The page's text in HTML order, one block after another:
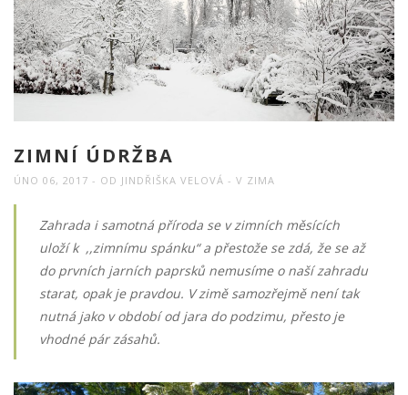
ZIMNÍ ÚDRŽBA
ÚNO 06, 2017 OD JINDŘIŠKA VELOVÁ V ZIMA
Zahrada i samotná příroda se v zimních měsících
uloží k ,,zimnímu spánku“ a přestože se zdá, že se až
do prvních jarních paprsků nemusíme o naší zahradu
starat, opak je pravdou. V zimě samozřejmě není tak
nutná jako v období od jara do podzimu, přesto je
vhodné pár zásahů.